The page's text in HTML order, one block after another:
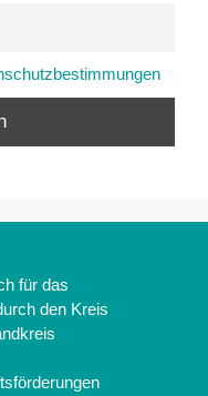
für das
den Kreis